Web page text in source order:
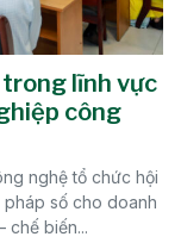
lĩnh vực
công
nghệ tổ chức hội
pháp số cho doanh
chế biến...